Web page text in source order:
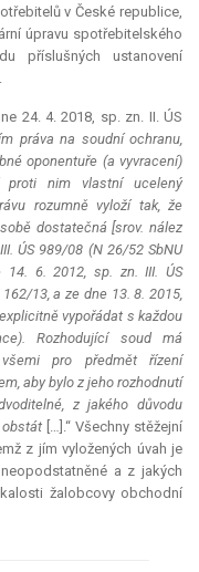
v České republice,
úpravu spotřebitelského
příslušných ustanovení
24. 4. 2018, sp. zn. II. ÚS
práva na soudní ochranu,
oponentuře (a vyvracení)
proti nim vlastní ucelený
rozumně vyloží tak, že
dostatečná [srov. nález
ÚS 989/08 (N 26/52 SbNU
14. 6. 2012, sp. zn. III. ÚS
13, a ze dne 13. 8. 2015,
vypořádat s každou
Rozhodující soud má
pro předmět řízení
aby bylo z jeho rozhodnutí
z jakého důvodu
[…].“ Všechny stěžejní
z jím vyložených úvah je
a z jakých
žalobcovy obchodní